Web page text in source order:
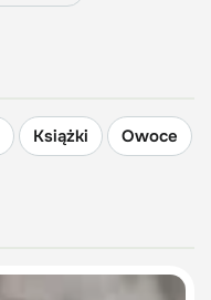
Książki Owoce